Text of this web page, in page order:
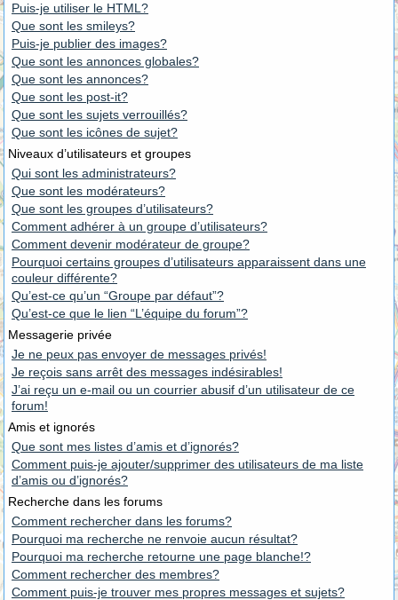
Puis-je utiliser le HTML?
Que sont les smileys?
Puis-je publier des images?
Que sont les annonces globales?
Que sont les annonces?
Que sont les post-it?
Que sont les sujets verrouillés?
Que sont les icônes de sujet?
Niveaux d’utilisateurs et groupes
Qui sont les administrateurs?
Que sont les modérateurs?
Que sont les groupes d’utilisateurs?
Comment adhérer à un groupe d’utilisateurs?
Comment devenir modérateur de groupe?
Pourquoi certains groupes d’utilisateurs apparaissent dans une
couleur différente?
Qu’est-ce qu’un “Groupe par défaut”?
Qu’est-ce que le lien “L’équipe du forum”?
Messagerie privée
Je ne peux pas envoyer de messages privés!
Je reçois sans arrêt des messages indésirables!
J’ai reçu un e-mail ou un courrier abusif d’un utilisateur de ce
forum!
Amis et ignorés
Que sont mes listes d’amis et d’ignorés?
Comment puis-je ajouter/supprimer des utilisateurs de ma liste
d’amis ou d’ignorés?
Recherche dans les forums
Comment rechercher dans les forums?
Pourquoi ma recherche ne renvoie aucun résultat?
Pourquoi ma recherche retourne une page blanche!?
Comment rechercher des membres?
Comment puis-je trouver mes propres messages et sujets?